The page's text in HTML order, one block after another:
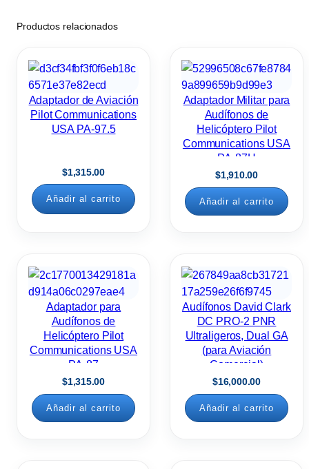
Productos relacionados
Adaptador de Aviación
Pilot Communications
USA PA-97.5
$1,315.00
Añadir al carrito
Adaptador Militar para
Audífonos de
Helicóptero Pilot
Communications USA
PA-87H
$1,910.00
Añadir al carrito
Adaptador para
Audífonos de
Helicóptero Pilot
Communications USA
PA-87
$1,315.00
Añadir al carrito
Audífonos David Clark
DC PRO-2 PNR
Ultraligeros, Dual GA
(para Aviación
Comercial)
$16,000.00
Añadir al carrito